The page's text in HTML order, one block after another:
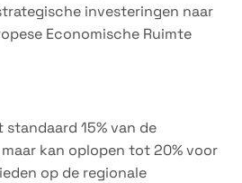
investeringen naar
Economische Ruimte
15% van de
kan oplopen tot 20% voor
op de regionale